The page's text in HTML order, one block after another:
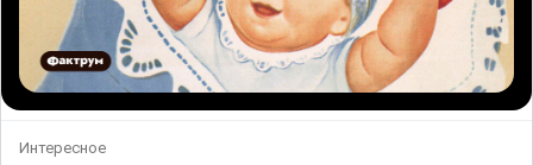
Интересное